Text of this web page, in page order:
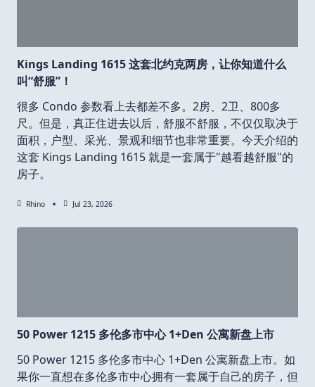
Kings Landing 1615 这套北约克两房，让你知道什么
叫“舒服”！
很多 Condo 参数看上去都差不多。2房、2卫、800多
尺。但是，真正住进去以后，舒服不舒服，不仅仅取决于
面积，户型、采光、景观和细节也非常重要。今天介绍的
这套 Kings Landing 1615 就是一套属于"越看越舒服"的
房子。
Rhino Jul 23, 2026
50 Power 1215 多伦多市中心 1+Den 公寓新盘上市
50 Power 1215 多伦多市中心 1+Den 公寓新盘上市。如
果你一直想在多伦多市中心拥有一套属于自己的房子，但